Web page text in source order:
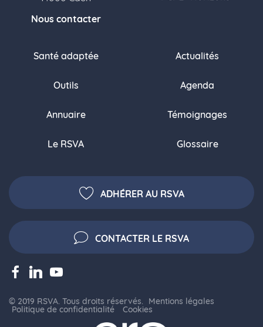
Nous contacter
Santé adaptée
Outils
Annuaire
Le RSVA
Actualités
Agenda
Témoignages
Glossaire
ADHÉRER AU RSVA
CONTACTER LE RSVA
© 2019 RSVA. Tous droits réservés. Mentions légales
Politique de confidentialité Cookies